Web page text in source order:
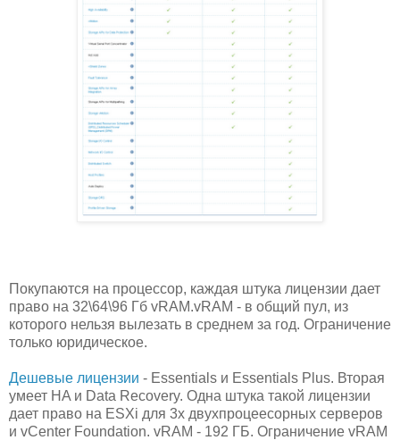
Покупаются на процессор, каждая штука лицензии дает
право на 32\64\96 Гб vRAM.vRAM - в общий пул, из
которого нельзя вылезать в среднем за год. Ограничение
только юридическое.
Дешевые лицензии - Essentials и Essentials Plus. Вторая
умеет HA и Data Recovery. Одна штука такой лицензии
дает право на ESXi для 3х двухпроцеесорных серверов
и vCenter Foundation. vRAM - 192 ГБ. Ограничение vRAM